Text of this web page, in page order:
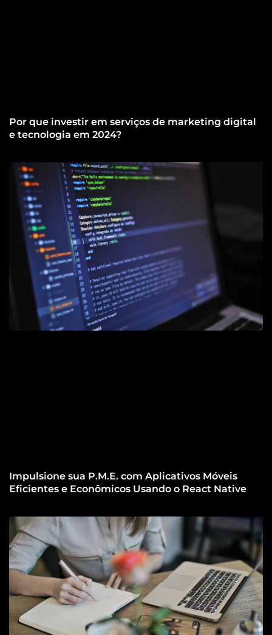
Por que investir em serviços de marketing digital
e tecnologia em 2024?
Impulsione sua P.M.E. com Aplicativos Móveis
Eficientes e Econômicos Usando o React Native